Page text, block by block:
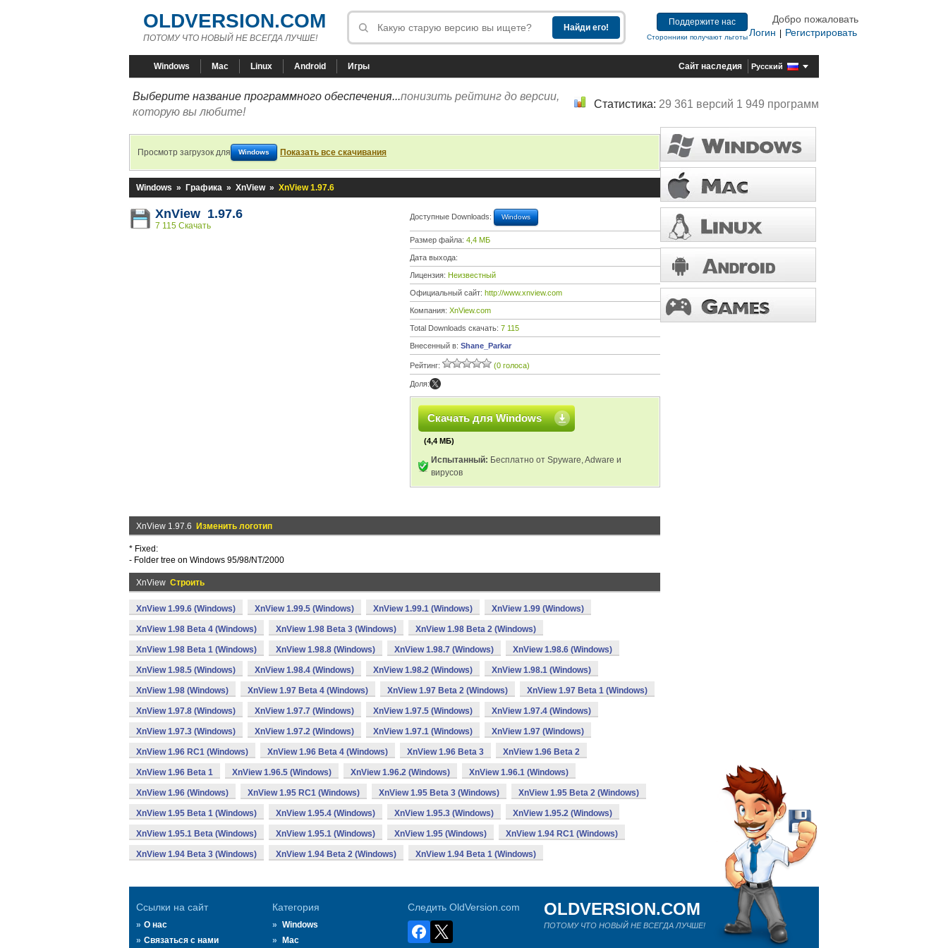
OLDVERSION.COM
ПОТОМУ ЧТО НОВЫЙ НЕ ВСЕГДА ЛУЧШЕ!
Поддержите нас
Сторонники получают льготы
Добро пожаловать
Логин
Регистрировать
Windows Mac Linux Android Игры Сайт наследия Русский
Выберите название программного обеспечения...понизить рейтинг до версии,
которую вы любите!
Статистика: 29 361 версий 1 949 программ
Просмотр загрузок для Windows Показать все скачивания
Windows » Графика » XnView » XnView 1.97.6
XnView 1.97.6
7 115 Скачать
Доступные Downloads: Windows
Размер файла: 4,4 МБ
Дата выхода:
Лицензия: Неизвестный
Официальный сайт: http://www.xnview.com
Компания: XnView.com
Total Downloads скачать: 7 115
Внесенный в: Shane_Parkar
Рейтинг: (0 голоса)
Доля:
Скачать для Windows
(4,4 МБ)
Испытанный: Бесплатно от Spyware, Adware и
вирусов
XnView 1.97.6 Изменить логотип
* Fixed:
- Folder tree on Windows 95/98/NT/2000
XnView Строить
XnView 1.99.6 (Windows) XnView 1.99.5 (Windows) XnView 1.99.1 (Windows) XnView 1.99 (Windows)
XnView 1.98 Beta 4 (Windows) XnView 1.98 Beta 3 (Windows) XnView 1.98 Beta 2 (Windows)
XnView 1.98 Beta 1 (Windows) XnView 1.98.8 (Windows) XnView 1.98.7 (Windows) XnView 1.98.6 (Windows)
XnView 1.98.5 (Windows) XnView 1.98.4 (Windows) XnView 1.98.2 (Windows) XnView 1.98.1 (Windows)
XnView 1.98 (Windows) XnView 1.97 Beta 4 (Windows) XnView 1.97 Beta 2 (Windows) XnView 1.97 Beta 1 (Windows)
XnView 1.97.8 (Windows) XnView 1.97.7 (Windows) XnView 1.97.5 (Windows) XnView 1.97.4 (Windows)
XnView 1.97.3 (Windows) XnView 1.97.2 (Windows) XnView 1.97.1 (Windows) XnView 1.97 (Windows)
XnView 1.96 RC1 (Windows) XnView 1.96 Beta 4 (Windows) XnView 1.96 Beta 3 XnView 1.96 Beta 2
XnView 1.96 Beta 1 XnView 1.96.5 (Windows) XnView 1.96.2 (Windows) XnView 1.96.1 (Windows)
XnView 1.96 (Windows) XnView 1.95 RC1 (Windows) XnView 1.95 Beta 3 (Windows) XnView 1.95 Beta 2 (Windows)
XnView 1.95 Beta 1 (Windows) XnView 1.95.4 (Windows) XnView 1.95.3 (Windows) XnView 1.95.2 (Windows)
XnView 1.95.1 Beta (Windows) XnView 1.95.1 (Windows) XnView 1.95 (Windows) XnView 1.94 RC1 (Windows)
XnView 1.94 Beta 3 (Windows) XnView 1.94 Beta 2 (Windows) XnView 1.94 Beta 1 (Windows)
Ссылки на сайт
О нас
Связаться с нами
Категория
Windows
Mac
Следить OldVersion.com OLDVERSION.COM
ПОТОМУ ЧТО НОВЫЙ НЕ ВСЕГДА ЛУЧШЕ!